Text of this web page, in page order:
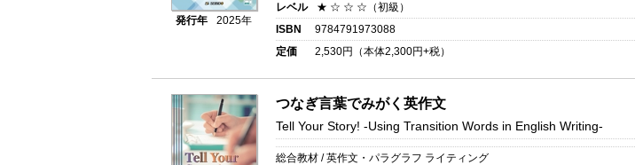
発行年 2025年
レベル
★ ☆ ☆ ☆（初級）
ISBN
9784791973088
定価
2,530円（本体2,300円+税）
つなぎ言葉でみがく英作文
Tell Your Story! -Using Transition Words in English Writing-
総合教材 / 英作文・パラグラフ ライティング